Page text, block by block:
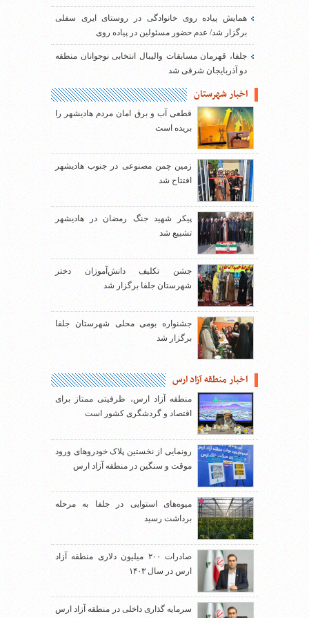
همایش پیاده روی خانوادگی در روستای ایری سفلی
برگزار شد/ عدم حضور مسئولین در پیاده روی
جلفا، قهرمان مسابقات والیبال انتخابی نوجوانان منطقه
دو آذربایجان شرقی شد
اخبار شهرستان
قطعی آب و برق امان مردم هادیشهر را
بریده است
زمین چمن مصنوعی در جنوب هادیشهر
افتتاح شد
پیکر شهید جنگ رمضان در هادیشهر
تشییع شد
جشن تکلیف دانش‌آموزان دختر
شهرستان جلفا برگزار شد
جشنواره بومی محلی شهرستان جلفا
برگزار شد
اخبار منطقه آزاد ارس
منطقه آزاد ارس، ظرفیتی ممتاز برای
اقتصاد و گردشگری کشور است
رونمایی از نخستین پلاک خودروهای ورود
موقت و سنگین در منطقه آزاد ارس
میوه‌های استوایی در جلفا به مرحله
برداشت رسید
صادرات ۲۰۰ میلیون دلاری منطقه آزاد
ارس در سال ۱۴۰۳
سرمایه گذاری داخلی در منطقه آزاد ارس